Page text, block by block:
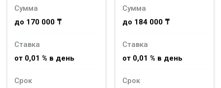
Сумма
до 170 000 ₸
Ставка
от 0,01 % в день
Срок
Сумма
до 184 000 ₸
Ставка
от 0,01 % в день
Срок